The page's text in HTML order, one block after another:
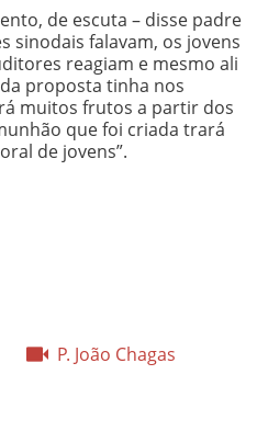
de escuta – disse padre
sinodais falavam, os jovens
reagiam e mesmo ali
proposta tinha nos
muitos frutos a partir dos
que foi criada trará
de jovens”.
P. João Chagas